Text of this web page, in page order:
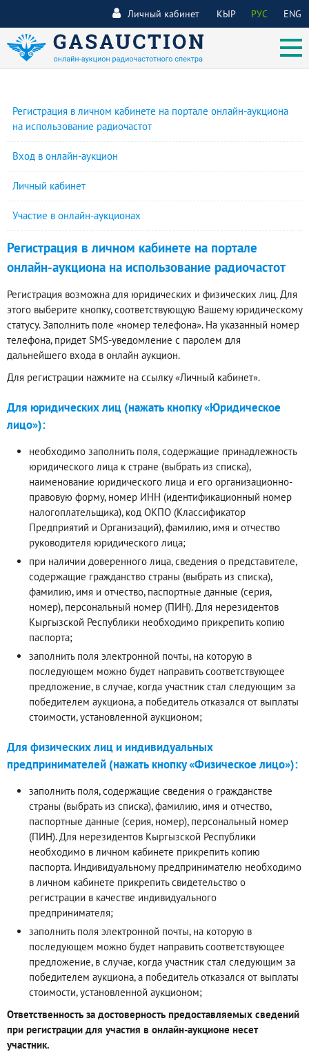
КЫР РУС ENG
Личный кабинет
Регистрация в личном кабинете на портале онлайн-аукциона
на использование радиочастот
Вход в онлайн-аукцион
Личный кабинет
Участие в онлайн-аукционах
Регистрация в личном кабинете на портале
онлайн-аукциона на использование радиочастот
Регистрация возможна для юридических и физических лиц. Для
этого выберите кнопку, соответствующую Вашему юридическому
статусу. Заполнить поле «номер телефона». На указанный номер
телефона, придет SMS-уведомление с паролем для
дальнейшего входа в онлайн аукцион.
Для регистрации нажмите на ссылку «Личный кабинет».
Для юридических лиц (нажать кнопку «Юридическое
лицо»):
необходимо заполнить поля, содержащие принадлежность
юридического лица к стране (выбрать из списка),
наименование юридического лица и его организационно-
правовую форму, номер ИНН (идентификационный номер
налогоплательщика), код ОКПО (Классификатор
Предприятий и Организаций), фамилию, имя и отчество
руководителя юридического лица;
при наличии доверенного лица, сведения о представителе,
содержащие гражданство страны (выбрать из списка),
фамилию, имя и отчество, паспортные данные (серия,
номер), персональный номер (ПИН). Для нерезидентов
Кыргызской Республики необходимо прикрепить копию
паспорта;
заполнить поля электронной почты, на которую в
последующем можно будет направить соответствующее
предложение, в случае, когда участник стал следующим за
победителем аукциона, а победитель отказался от выплаты
стоимости, установленной аукционом;
Для физических лиц и индивидуальных
предпринимателей (нажать кнопку «Физическое лицо»):
заполнить поля, содержащие сведения о гражданстве
страны (выбрать из списка), фамилию, имя и отчество,
паспортные данные (серия, номер), персональный номер
(ПИН). Для нерезидентов Кыргызской Республики
необходимо в личном кабинете прикрепить копию
паспорта. Индивидуальному предпринимателю необходимо
в личном кабинете прикрепить свидетельство о
регистрации в качестве индивидуального
предпринимателя;
заполнить поля электронной почты, на которую в
последующем можно будет направить соответствующее
предложение, в случае, когда участник стал следующим за
победителем аукциона, а победитель отказался от выплаты
стоимости, установленной аукционом;
Ответственность за достоверность предоставляемых сведений
при регистрации для участия в онлайн-аукционе несет
участник.